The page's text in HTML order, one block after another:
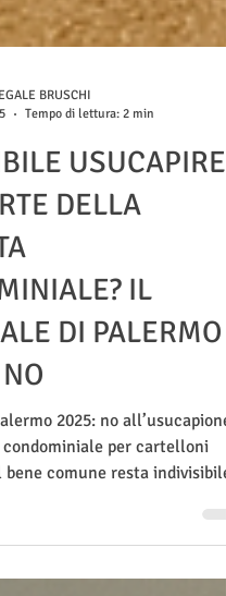
BRUSCHI
Tempo di lettura: 2 min
USUCAPIRE
DELLA
IL
DI PALERMO
2025: no all’usucapione
per cartelloni